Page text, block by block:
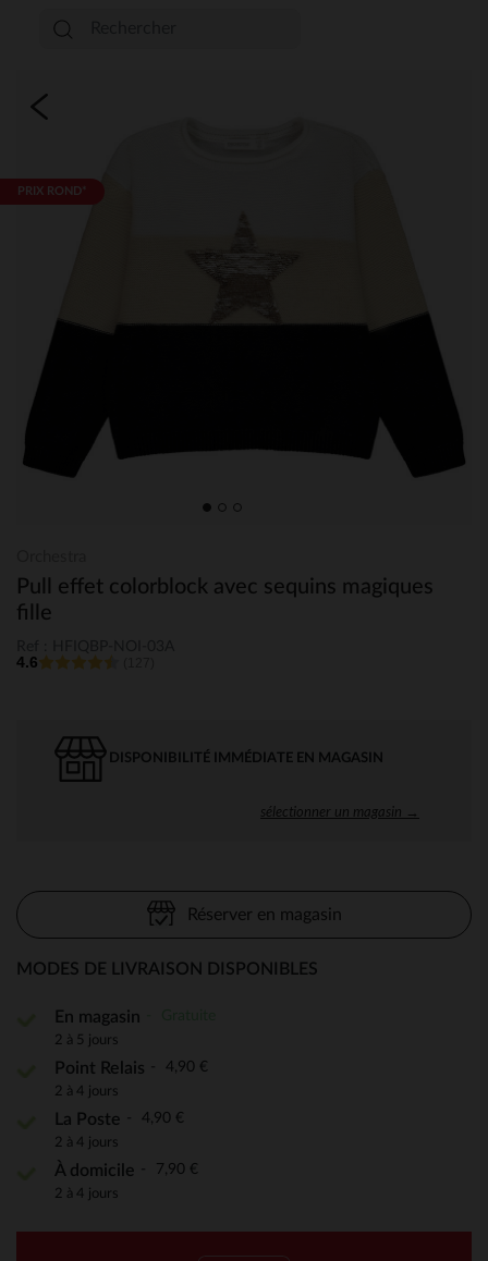
PRIX ROND*
Pull effet colorblock avec sequins magiques
fille
4.6
DISPONIBILITÉ IMMÉDIATE EN MAGASIN
sélectionner un magasin →
Réserver en magasin
MODES DE LIVRAISON DISPONIBLES
En magasin
2 à 5 jours
Point Relais 4,90 €
2 à 4 jours
La Poste 4,90 €
2 à 4 jours
À domicile 7,90 €
2 à 4 jours